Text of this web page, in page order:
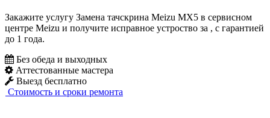
Закажите услугу Замена тачскрина Meizu MX5 в сервисном
центре Meizu и получите исправное устроство за , с гарантией
до 1 года.
Без обеда и выходных
Аттестованные мастера
Выезд бесплатно
Стоимость и сроки ремонта